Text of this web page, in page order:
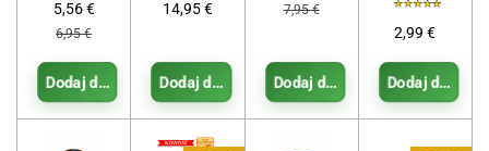
5,56 €
6,95 €
Dodaj do koszyka
14,95 €
Dodaj do koszyka
7,95 €
Dodaj do koszyka
2,99 €
Dodaj do